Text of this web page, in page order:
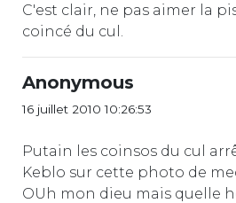
C'est clair, ne pas aimer la
coincé du cul.
Anonymous
16 juillet 2010 10:26:53
Putain les coinsos du cul
Keblo sur cette photo de
OUh mon dieu mais quelle